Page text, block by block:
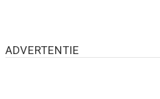
ADVERTENTIE